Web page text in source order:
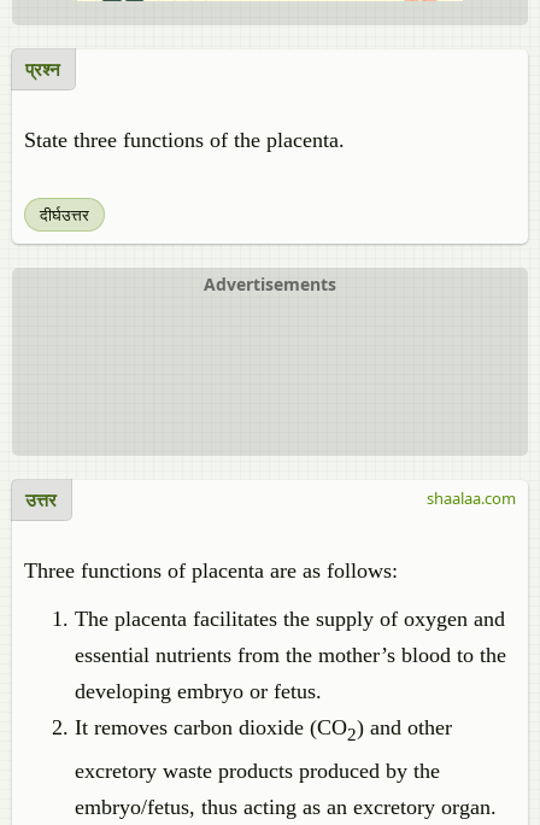
प्रश्न
State three functions of the placenta.
दीर्घउत्तर
Advertisements
उत्तर
Three functions of placenta are as follows:
The placenta facilitates the supply of oxygen and
essential nutrients from the mother’s blood to the
developing embryo or fetus.
It removes carbon dioxide (CO2) and other
excretory waste products produced by the
embryo/fetus, thus acting as an excretory organ.
shaalaa.com